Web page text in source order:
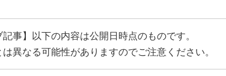
記事】以下の内容は公開日時点のものです。
異なる可能性がありますのでご注意ください。